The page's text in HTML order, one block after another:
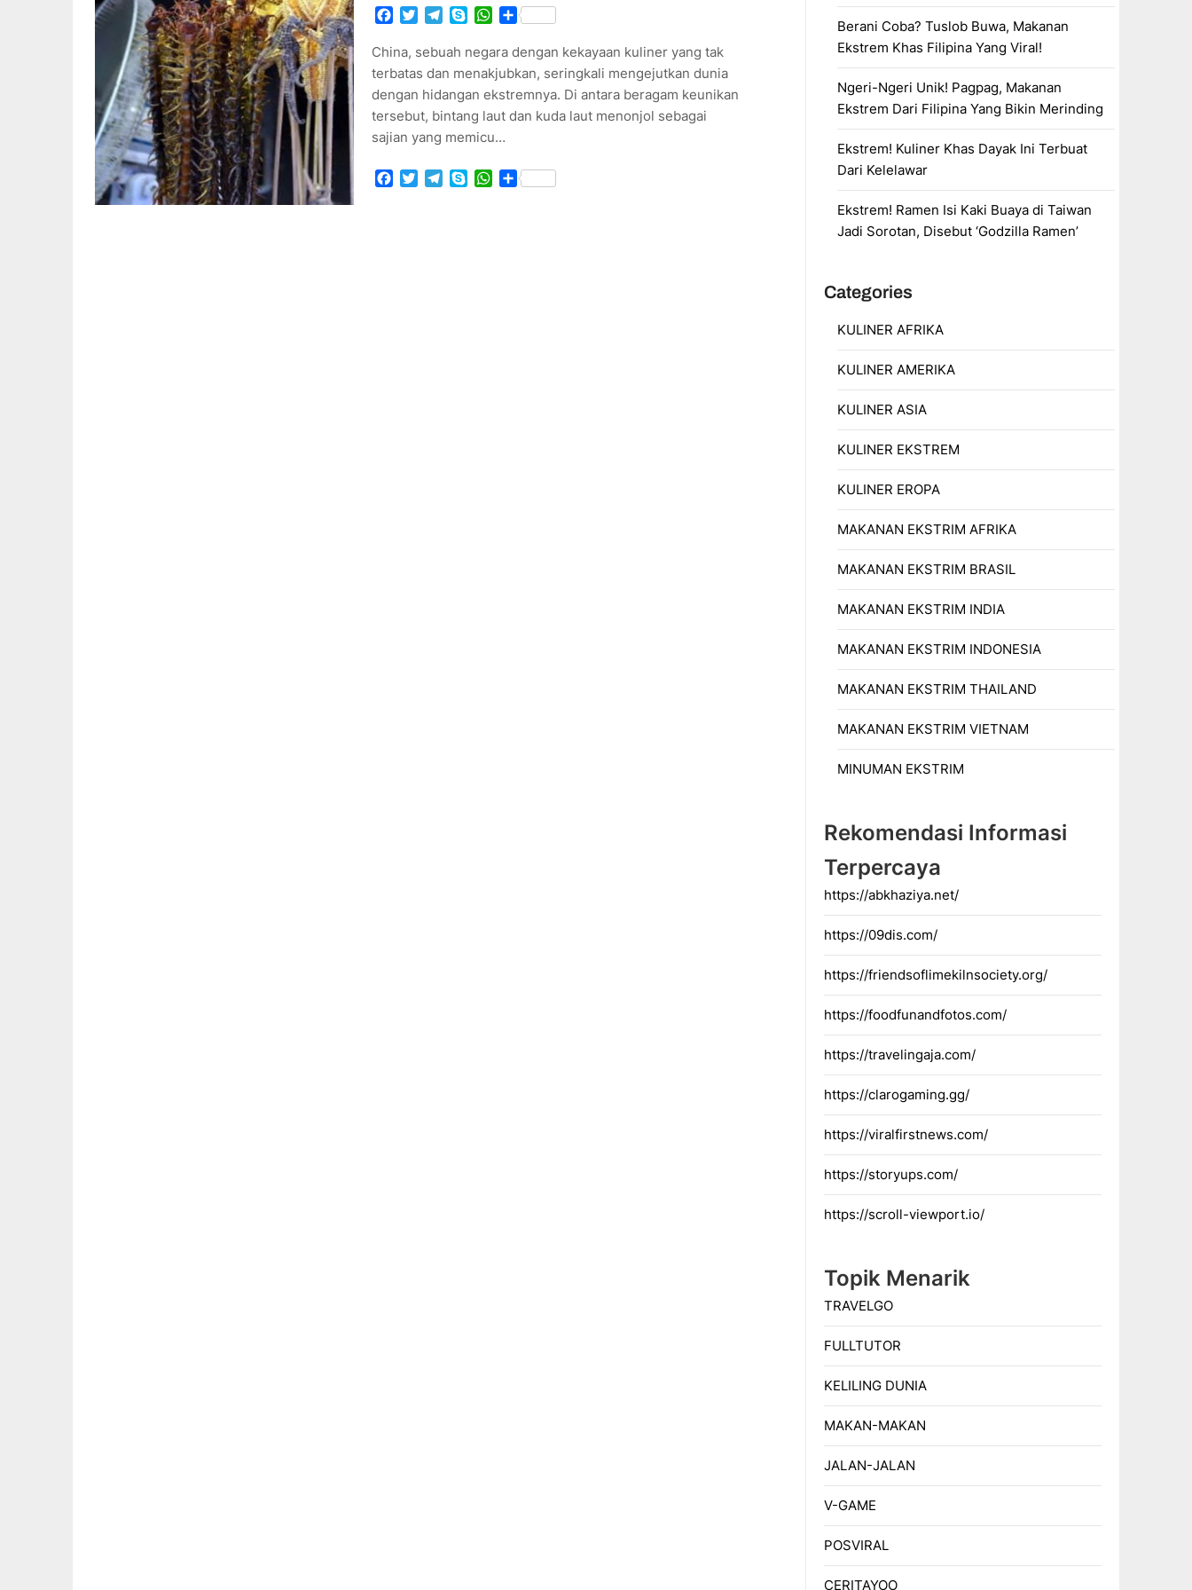
Facebook
TwitterTelegram
SkypeWhatsApp
Share
China, sebuah negara dengan kekayaan kuliner yang tak
terbatas dan menakjubkan, seringkali mengejutkan dunia
dengan hidangan ekstremnya. Di antara beragam keunikan
tersebut, bintang laut dan kuda laut menonjol sebagai
sajian yang memicu…
Facebook
TwitterTelegram
SkypeWhatsApp
Share
Berani Coba? Tuslob Buwa, Makanan
Ekstrem Khas Filipina Yang Viral!
Ngeri-Ngeri Unik! Pagpag, Makanan
Ekstrem Dari Filipina Yang Bikin Merinding
Ekstrem! Kuliner Khas Dayak Ini Terbuat
Dari Kelelawar
Ekstrem! Ramen Isi Kaki Buaya di Taiwan
Jadi Sorotan, Disebut ‘Godzilla Ramen’
Categories
KULINER AFRIKA
KULINER AMERIKA
KULINER ASIA
KULINER EKSTREM
KULINER EROPA
MAKANAN EKSTRIM AFRIKA
MAKANAN EKSTRIM BRASIL
MAKANAN EKSTRIM INDIA
MAKANAN EKSTRIM INDONESIA
MAKANAN EKSTRIM THAILAND
MAKANAN EKSTRIM VIETNAM
MINUMAN EKSTRIM
Rekomendasi Informasi
Terpercaya
https://abkhaziya.net/
https://09dis.com/
https://friendsoflimekilnsociety.org/
https://foodfunandfotos.com/
https://travelingaja.com/
https://clarogaming.gg/
https://viralfirstnews.com/
https://storyups.com/
https://scroll-viewport.io/
Topik Menarik
TRAVELGO
FULLTUTOR
KELILING DUNIA
MAKAN-MAKAN
JALAN-JALAN
V-GAME
POSVIRAL
CERITAYOO